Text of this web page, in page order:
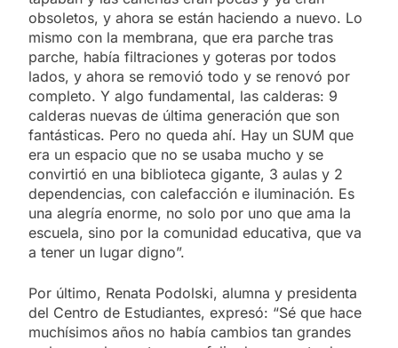
obsoletos, y ahora se están haciendo a nuevo. Lo
mismo con la membrana, que era parche tras
parche, había filtraciones y goteras por todos
lados, y ahora se removió todo y se renovó por
completo. Y algo fundamental, las calderas: 9
calderas nuevas de última generación que son
fantásticas. Pero no queda ahí. Hay un SUM que
era un espacio que no se usaba mucho y se
convirtió en una biblioteca gigante, 3 aulas y 2
dependencias, con calefacción e iluminación. Es
una alegría enorme, no solo por uno que ama la
escuela, sino por la comunidad educativa, que va
a tener un lugar digno”.
Por último, Renata Podolski, alumna y presidenta
del Centro de Estudiantes, expresó: “Sé que hace
muchísimos años no había cambios tan grandes